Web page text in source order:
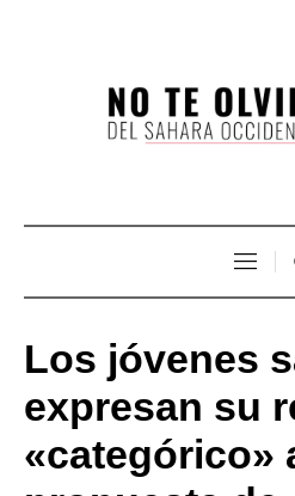
Los jóvenes
expresan su
«categórico»